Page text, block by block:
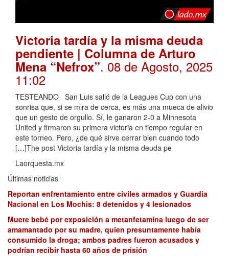
Victoria tardía y la misma deuda
pendiente | Columna de Arturo
Mena “Nefrox”. 08 de Agosto, 2025
11:02
TESTEANDO San Luis salió de la Leagues Cup con una
sonrisa que, si se mira de cerca, es más una mueca de alivio
que un gesto de orgullo. Sí, le ganaron 2-0 a Minnesota
United y firmaron su primera victoria en tiempo regular en
este torneo. Pero, ¿de qué sirve cerrar bien cuando todo
[…]The post Victoria tardía y la misma deuda pe
Laorquesta.mx
Últimas noticias
Reportan enfrentamiento entre civiles armados y Guardia
Nacional en Los Mochis: 8 detenidos y 4 lesionados
Muere bebé por exposición a metanfetamina luego de ser
amamantado por su madre, quien presuntamente había
consumido la droga; ambos padres fueron acusados y
podrían recibir hasta 60 años de prisión